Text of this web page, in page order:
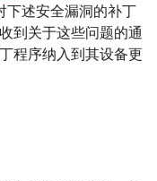
下述安全漏洞的补丁
到关于这些问题的通
程序纳入到其设备更